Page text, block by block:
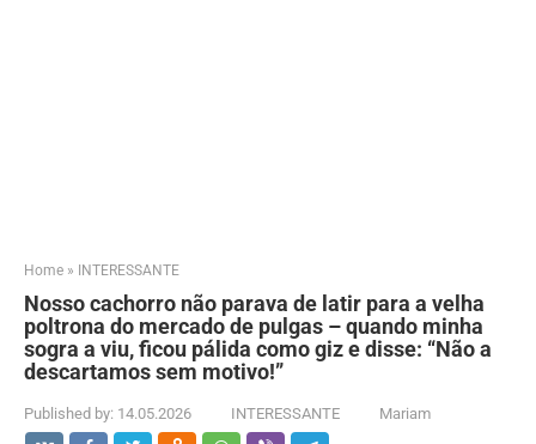
Home » INTERESSANTE
Nosso cachorro não parava de latir para a velha
poltrona do mercado de pulgas – quando minha
sogra a viu, ficou pálida como giz e disse: “Não a
descartamos sem motivo!”
Published by: 14.05.2026 INTERESSANTE Mariam